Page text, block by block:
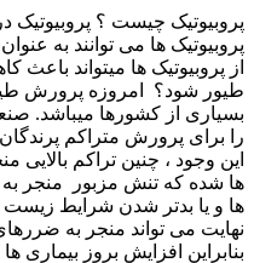
پروبیوتیک چیست ؟ پروبیوتیک
پروبیوتیک ها می توانند به
از پروبیوتیک ها میتواند
طیور شود؟ امروزه پرورش
بسیاری از کشورها میباشد.
را برای پرورش متراکم
این وجود ، چنین تراکم
ها شده که تنش مزبور منجر به
ها و یا بدتر شدن شرایط
نهایت می تواند منجر به
بنابراین افزایش بروز بیماری